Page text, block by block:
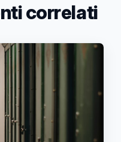
correlati